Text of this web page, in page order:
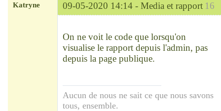
16
Katryne 09-05-2020 14:14 - Media et rapport
On ne voit le code que lorsqu'on
visualise le rapport depuis l'admin, pas
depuis la page publique.
Aucun de nous ne sait ce que nous savons
tous, ensemble.